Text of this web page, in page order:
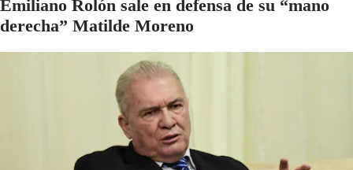
Emiliano Rolón sale en defensa de su “mano
derecha” Matilde Moreno